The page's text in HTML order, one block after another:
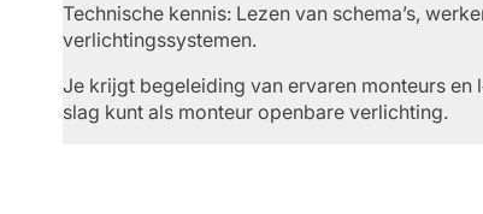
Technische kennis: Lezen van schema’s,
verlichtingssystemen.
Je krijgt begeleiding van ervaren monteurs
slag kunt als monteur openbare verlichting.